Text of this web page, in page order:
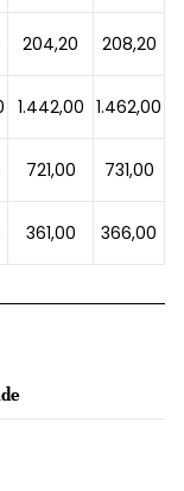
204,20 208,20
1.442,00 1.462,00
721,00 731,00
361,00 366,00